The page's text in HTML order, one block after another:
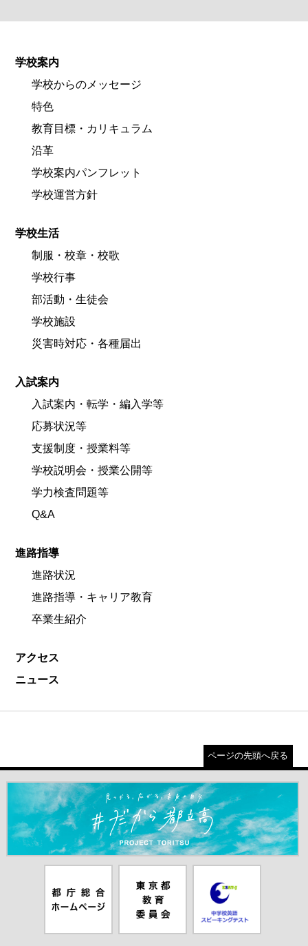
学校案内
学校からのメッセージ
特色
教育目標・カリキュラム
沿革
学校案内パンフレット
学校運営方針
学校生活
制服・校章・校歌
学校行事
部活動・生徒会
学校施設
災害時対応・各種届出
入試案内
入試案内・転学・編入学等
応募状況等
支援制度・授業料等
学校説明会・授業公開等
学力検査問題等
Q&A
進路指導
進路状況
進路指導・キャリア教育
卒業生紹介
アクセス
ニュース
ページの先頭へ戻る
＃だから都立高（別ウインドウが開きます）
ムページ（別
ウインドウが
員会（別ウイ
ンドウが開き
ピーキングテ
スト（別ウイ
ンドウが開き